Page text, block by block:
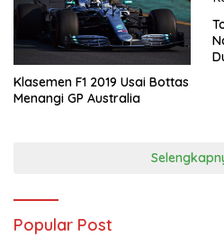
Klasemen F1 2019 Usai Bottas
Menangi GP Australia
Popular Post